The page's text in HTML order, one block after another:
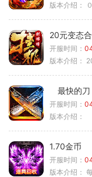
版本介绍：
20元变态
开服时间：
版本介绍：
最快的
开服时间：
版本介绍：
1.70金币
开服时间：
版本介绍：